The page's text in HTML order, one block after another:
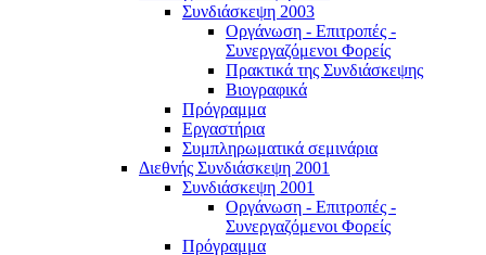
Συνδιάσκεψη 2003
Οργάνωση - Επιτροπές -
Συνεργαζόμενοι Φορείς
Πρακτικά της Συνδιάσκεψης
Βιογραφικά
Πρόγραμμα
Εργαστήρια
Συμπληρωματικά σεμινάρια
Διεθνής Συνδιάσκεψη 2001
Συνδιάσκεψη 2001
Οργάνωση - Επιτροπές -
Συνεργαζόμενοι Φορείς
Πρόγραμμα